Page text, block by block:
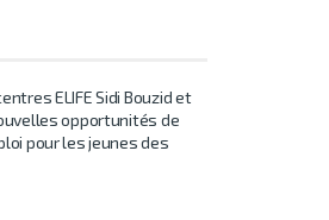
ELIFE Sidi Bouzid et
opportunités de
pour les jeunes des